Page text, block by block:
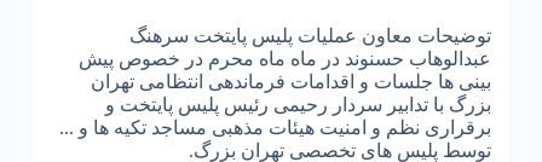
توضیحات معاون عملیات پلیس پایتخت سرهنگ
عبدالوهاب حسنوند در ماه ماه محرم در خصوص پیش
بینی ها جلسات و اقدامات فرماندهی انتظامی تهران
بزرگ با تدابیر سردار رحیمی رئیس پلیس پایتخت و
برقراری نظم و امنیت هیئات مذهبی مساجد تکیه ها و ...
توسط پلیس های تخصصی تهران بزرگ.